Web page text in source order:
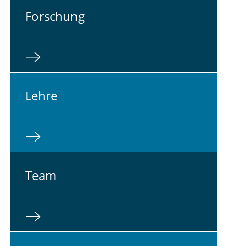
For­schung
Lehre
Team